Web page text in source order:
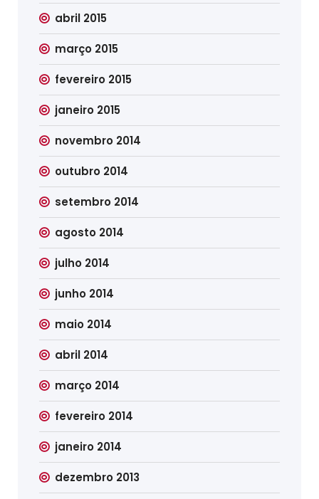
abril 2015
março 2015
fevereiro 2015
janeiro 2015
novembro 2014
outubro 2014
setembro 2014
agosto 2014
julho 2014
junho 2014
maio 2014
abril 2014
março 2014
fevereiro 2014
janeiro 2014
dezembro 2013